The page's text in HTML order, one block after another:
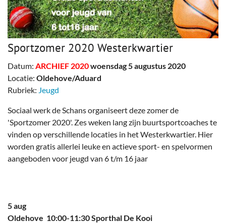
Sportzomer 2020 Westerkwartier
Datum: ARCHIEF 2020woensdag 5 augustus 2020
Locatie: Oldehove/Aduard
Rubriek: Jeugd
Sociaal werk de Schans organiseert deze zomer de
'Sportzomer 2020'. Zes weken lang zijn buurtsportcoaches te
vinden op verschillende locaties in het Westerkwartier. Hier
worden gratis allerlei leuke en actieve sport- en spelvormen
aangeboden voor jeugd van 6 t/m 16 jaar
5 aug
Oldehove 10:00-11:30 Sporthal De Kooi